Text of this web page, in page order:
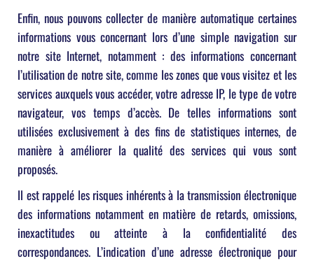
Enfin, nous pouvons collecter de manière automatique certaines
informations vous concernant lors d’une simple navigation sur
notre site Internet, notamment : des informations concernant
l’utilisation de notre site, comme les zones que vous visitez et les
services auxquels vous accéder, votre adresse IP, le type de votre
navigateur, vos temps d’accès. De telles informations sont
utilisées exclusivement à des fins de statistiques internes, de
manière à améliorer la qualité des services qui vous sont
proposés.
Il est rappelé les risques inhérents à la transmission électronique
des informations notamment en matière de retards, omissions,
inexactitudes ou atteinte à la confidentialité des
correspondances. L’indication d’une adresse électronique pour